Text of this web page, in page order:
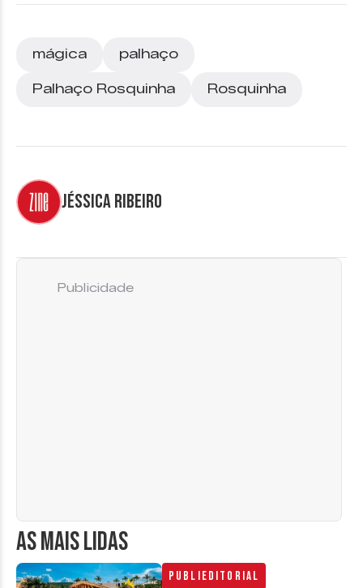
mágica palhaço
Palhaço Rosquinha Rosquinha
Jéssica Ribeiro
AS MAIS LIDAS
Publieditorial
Publicidade